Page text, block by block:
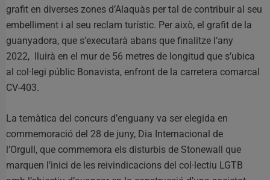
grafit en diverses zones d’Alaquàs per tal de contribuir al seu
embelliment i al seu reclam turístic. Per això, el grafit de la
guanyadora, que s’executarà abans que finalitze l’any
2022, lluirà en el mur de 56 metres de longitud que s’ubica
al col·legi públic Bonavista, enfront de la carretera comarcal
CV-403.
La temàtica del concurs d’enguany va ser elegida en
commemoració del 28 de juny, Dia Internacional de
l’Orgull, que commemora els disturbis de Stonewall que
marquen l’inici de les reivindicacions del col·lectiu LGTB